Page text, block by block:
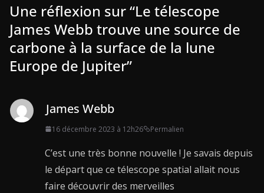
Une réflexion sur “Le télescope
James Webb trouve une source de
carbone à la surface de la lune
Europe de Jupiter”
James Webb
16 décembre 2023 à 12h26 Permalien
C’est une très bonne nouvelle ! Je savais depuis
le départ que ce télescope spatial allait nous
faire découvrir des merveilles